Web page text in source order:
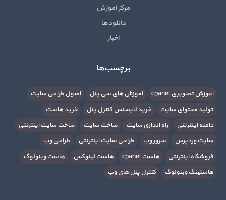
مرکز آموزش
دانلودها
اخبار
برچسب‌ها
آموزش تصویری cpanel آموزش های سی پنل
اصول طراحی سایت
تولید محتوای سایت
خرید لایسنس کنترل پنل
خرید هاست
دامنه اینترنتی
راه اندازی سایت ساخت سایت
ساخت سایت اینترنتی
سایت وردپرس
سرور وب طراحی سایت اینترنتی
طراحی وب
فروشگاه اینترنتی
هاست cpanel هاست لینوکس
هاست وبنولوگ
هاستینگ وبنولوگ
کنترل پنل های وب